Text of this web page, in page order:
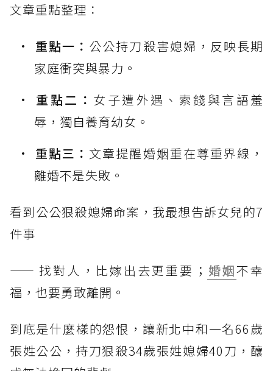
文章重點整理：
重點一： 公公持刀殺害媳婦，反映長期
家庭衝突與暴力。
重點二： 女子遭外遇、索錢與言語羞
辱，獨自養育幼女。
重點三： 文章提醒婚姻重在尊重界線，
離婚不是失敗。
看到公公狠殺媳婦命案，我最想告訴女兒的7
件事
—— 找對人，比嫁出去更重要； 婚姻不幸
福，也要勇敢離開。
到底是什麼樣的怨恨，讓新北中和一名66歲
張姓公公，持刀狠殺34歲張姓媳婦40刀，釀